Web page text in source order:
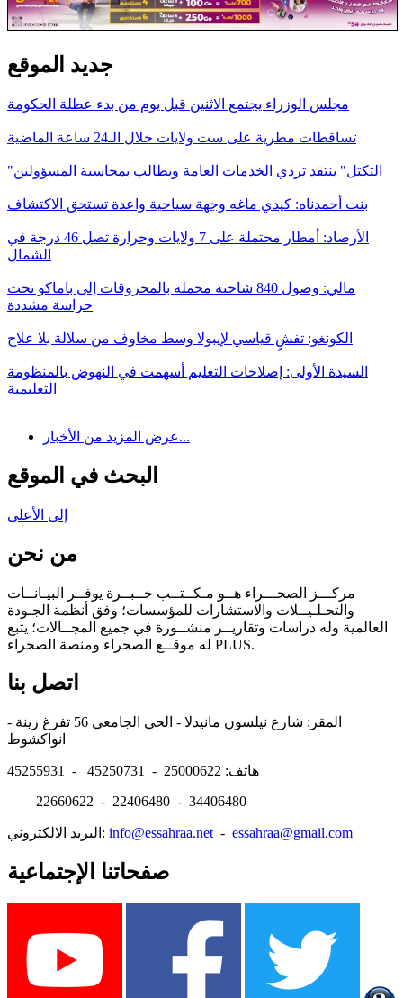
جديد الموقع
مجلس الوزراء يجتمع الاثنين قبل يوم من بدء عطلة الحكومة
تساقطات مطرية على ست ولايات خلال الـ24 ساعة الماضية
"التكتل" ينتقد تردي الخدمات العامة ويطالب بمحاسبة المسؤولين
بنت أحمدناه: كيدي ماغه وجهة سياحية واعدة تستحق الاكتشاف
الأرصاد: أمطار محتملة على 7 ولايات وحرارة تصل 46 درجة في
الشمال
مالي: وصول 840 شاحنة محملة بالمحروقات إلى باماكو تحت
حراسة مشددة
الكونغو: تفشٍ قياسي لإيبولا وسط مخاوف من سلالة بلا علاج
السيدة الأولى: إصلاحات التعليم أسهمت في النهوض بالمنظومة
التعليمية
عرض المزيد من الأخبار...
البحث في الموقع
إلى الأعلى
من نحن
مركـــز الصحـــراء هــو مـكــتــب خــبــرة يوفــر البيـانــات
والتحـلـيــلات والاستشارات للمؤسسات؛ وفق أنظمة الجـودة
العالمية وله دراسات وتقاريــر منشــورة في جميع المجــالات؛ يتبع
له موقــع الصحراء ومنصة الصحراء PLUS.
اتصل بنا
المقر: شارع نيلسون مانيدلا - الحي الجامعي 56 تفرغ زينة -
هاتف: 25000622 - 45250731 - 45255931
22660622 - 22406480 - 34406480
البريد الالكتروني: info@essahraa.net - essahraa@gmail.com
صفحاتنا الإجتماعية